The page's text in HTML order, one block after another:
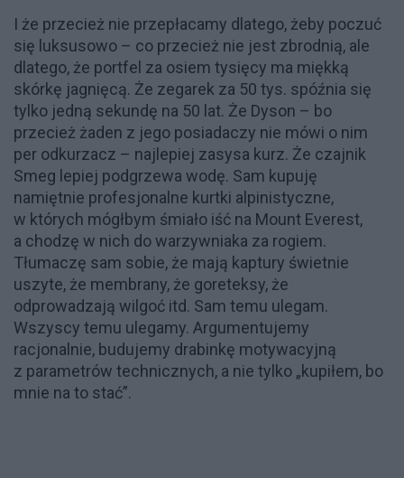
I że przecież nie przepłacamy dlatego, żeby poczuć
się luksusowo – co przecież nie jest zbrodnią, ale
dlatego, że portfel za osiem tysięcy ma miękką
skórkę jagnięcą. Że zegarek za 50 tys. spóźnia się
tylko jedną sekundę na 50 lat. Że Dyson – bo
przecież żaden z jego posiadaczy nie mówi o nim
per odkurzacz – najlepiej zasysa kurz. Że czajnik
Smeg lepiej podgrzewa wodę. Sam kupuję
namiętnie profesjonalne kurtki alpinistyczne,
w których mógłbym śmiało iść na Mount Everest,
a chodzę w nich do warzywniaka za rogiem.
Tłumaczę sam sobie, że mają kaptury świetnie
uszyte, że membrany, że goreteksy, że
odprowadzają wilgoć itd. Sam temu ulegam.
Wszyscy temu ulegamy. Argumentujemy
racjonalnie, budujemy drabinkę motywacyjną
z parametrów technicznych, a nie tylko „kupiłem, bo
mnie na to stać”.